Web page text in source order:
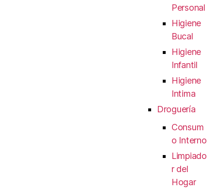
Personal
Higiene
Bucal
Higiene
Infantil
Higiene
Intima
Droguería
Consum
o Interno
Limpiado
r del
Hogar